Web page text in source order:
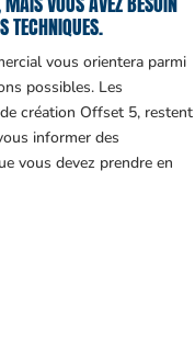
TECHNIQUES.
vous orientera parmi
possibles. Les
création Offset 5, restent
informer des
vous devez prendre en